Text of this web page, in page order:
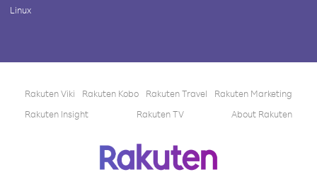
Linux
Rakuten Viki Rakuten Kobo Rakuten Travel
Rakuten Marketing
Rakuten Insight
Rakuten TV About Rakuten